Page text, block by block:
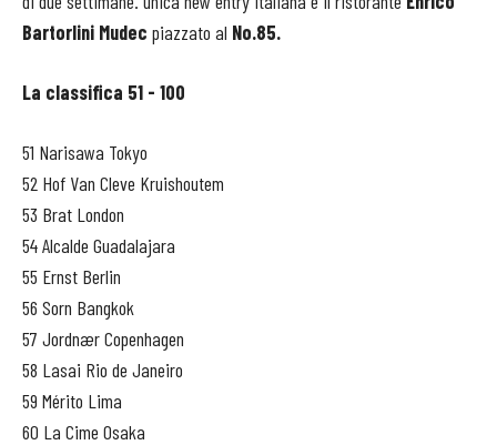
Bartorlini Mudec piazzato al No.85.
La classifica 51 - 100
51 Narisawa Tokyo
52 Hof Van Cleve Kruishoutem
53 Brat London
54 Alcalde Guadalajara
55 Ernst Berlin
56 Sorn Bangkok
57 Jordnær Copenhagen
58 Lasai Rio de Janeiro
59 Mérito Lima
60 La Cime Osaka